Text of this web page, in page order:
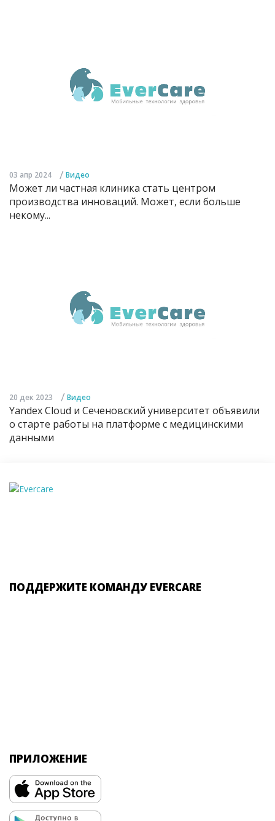
03 апр 2024 / Видео
Может ли частная клиника стать центром
производства инноваций. Может, если больше
некому...
20 дек 2023 / Видео
Yandex Cloud и Сеченовский университет объявили
о старте работы на платформе с медицинскими
данными
ПОДДЕРЖИТЕ КОМАНДУ EVERCARE
ПРИЛОЖЕНИЕ